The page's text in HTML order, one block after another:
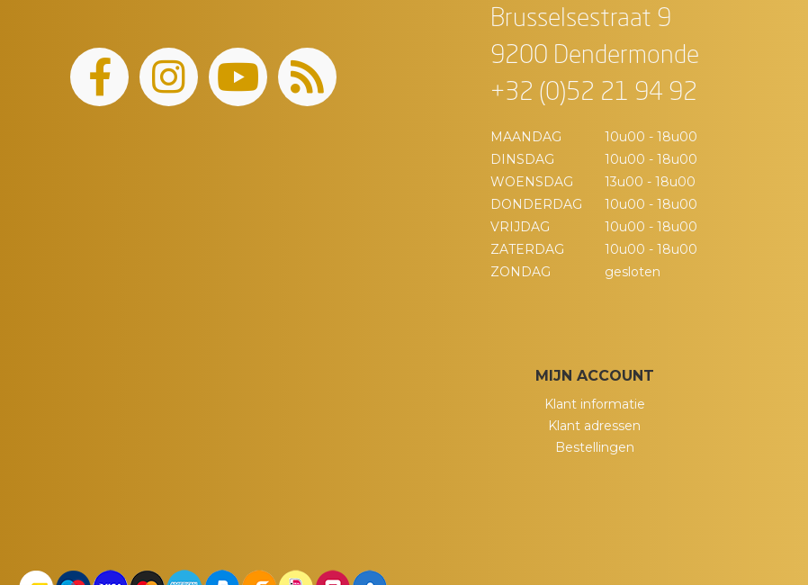
Brusselsestraat 9
9200 Dendermonde
+32 (0)52 21 94 92
MAANDAG
10u00 - 18u00
DINSDAG
10u00 - 18u00
WOENSDAG
13u00 - 18u00
DONDERDAG
10u00 - 18u00
VRIJDAG
10u00 - 18u00
ZATERDAG
10u00 - 18u00
ZONDAG
gesloten
MIJN ACCOUNT
Klant informatie
Klant adressen
Bestellingen